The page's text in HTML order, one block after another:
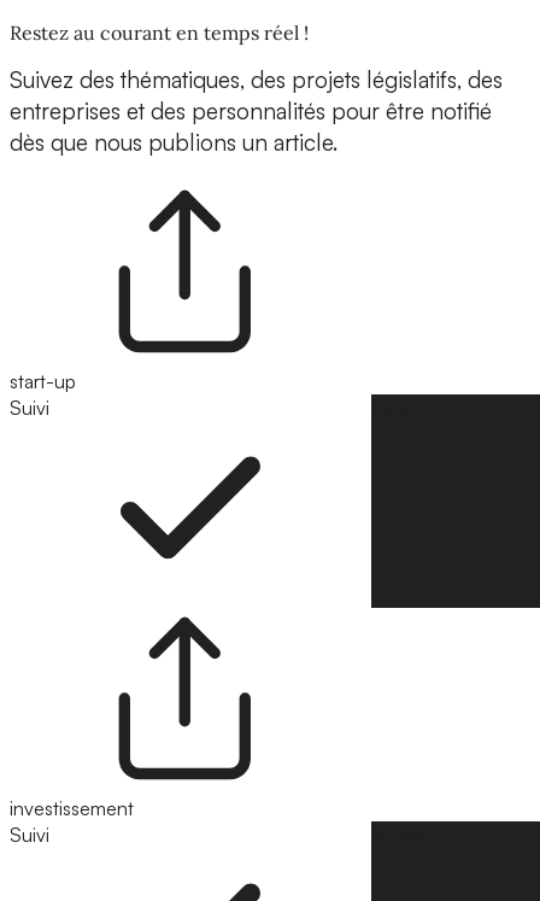
Restez au courant en temps réel !
Suivez des thématiques, des projets législatifs, des
entreprises et des personnalités pour être notifié
dès que nous publions un article.
start-up
Suivi
investissement
Suivi